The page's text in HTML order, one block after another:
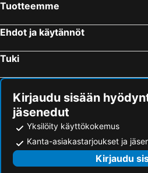
Tuotteemme
Ehdot ja käytännöt
Tuki
Kirjaudu sisään
jäsenedut
Yksilöity käyttökokemus
Kanta-asiakastarjoukset ja
Kirjaudu